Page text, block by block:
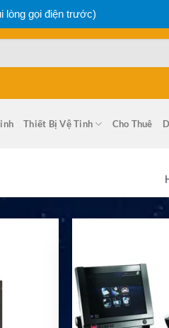
lòng gọi điện trước)
Thiết Bị Vệ Tinh Cho Thuê